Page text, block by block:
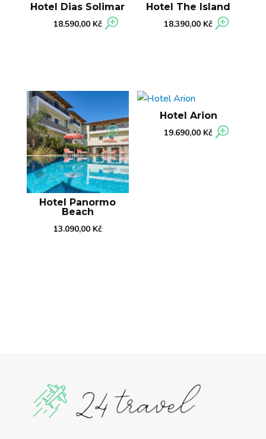
Hotel Dias Solimar
18.590,00 Kč
Hotel The Island
18.390,00 Kč
Hotel Panormo
Beach
13.090,00 Kč
Hotel Arion
19.690,00 Kč